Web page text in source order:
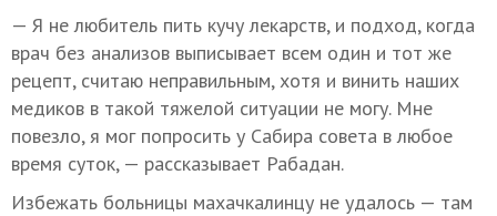
— Я не любитель пить кучу лекарств, и подход, когда
врач без анализов выписывает всем один и тот же
рецепт, считаю неправильным, хотя и винить наших
медиков в такой тяжелой ситуации не могу. Мне
повезло, я мог попросить у Сабира совета в любое
время суток, — рассказывает Рабадан.
Избежать больницы махачкалинцу не удалось — там